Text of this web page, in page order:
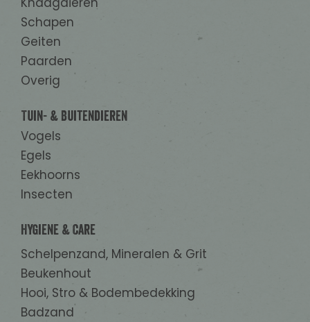
Schapen
Geiten
Paarden
Overig
Tuin- & Buitendieren
Vogels
Egels
Eekhoorns
Insecten
Hygiene & Care
Schelpenzand, Mineralen & Grit
Beukenhout
Hooi, Stro & Bodembedekking
Badzand